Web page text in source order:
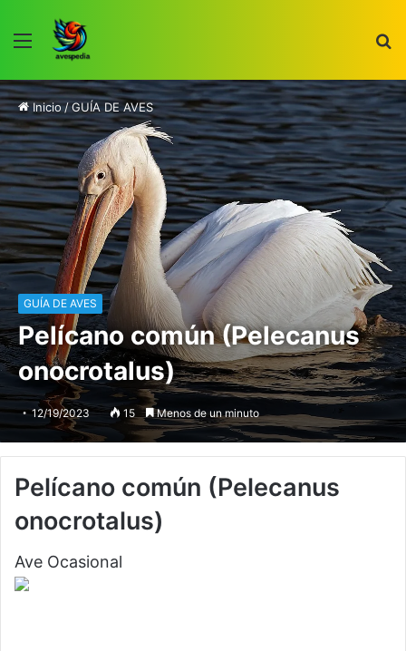
Menú
Inicio/GUÍA DE AVES
GUÍA DE AVES
Pelícano común (Pelecanus
onocrotalus)
12/19/2023 15 Menos de un minuto
Pelícano común (Pelecanus
onocrotalus)
Ave Ocasional